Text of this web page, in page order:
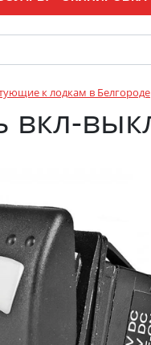
к лодкам в Белгороде
вкл-